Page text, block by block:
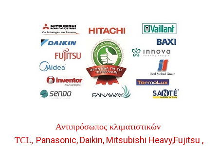
Αντιπρόσωπος κλιματιστικών
TCL, Panasonic, Daikin, Mitsubishi Heavy,Fujitsu ,